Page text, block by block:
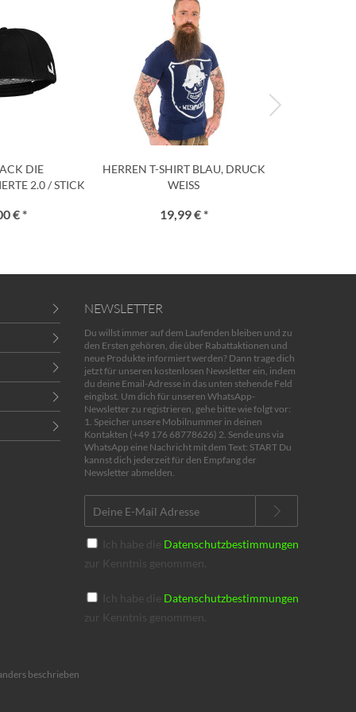
DIE
2.0 / STICK
€ *
HERREN T-SHIRT BLAU, DRUCK
WEISS
19,99 € *
NEWSLETTER
Du willst immer auf dem Laufenden bleiben und zu
den Ersten gehören, die über Rabattaktionen und
neue Produkte informiert werden? Dann trage dich
jetzt für unseren kostenlosen Newsletter ein, indem
du deine Email-Adresse in das unten stehende Feld
eingibst. Um dich für unseren WhatsApp-
Newsletter zu registrieren, gehe bitte wie folgt vor:
1. Speicher unsere Mobilnummer in deinen
Kontakten (+49 176 68778626) 2. Sende uns via
WhatsApp eine Nachricht mit dem Text: START Du
kannst dich jederzeit für den Empfang der
Newsletter abmelden.
Ich habe die Datenschutzbestimmungen
zur Kenntnis genommen.
Ich habe die Datenschutzbestimmungen
zur Kenntnis genommen.
beschrieben